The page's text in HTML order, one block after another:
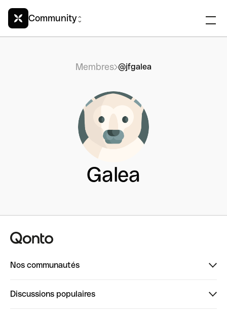
Community
Membres @jfgalea
Galea
Nos communautés
Discussions populaires